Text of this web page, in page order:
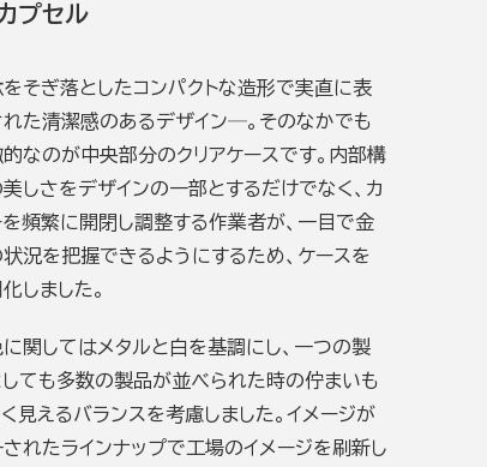
プセル
そぎ落としたコンパクトな造形で実直に表
た清潔感のあるデザイン─。そのなかでも
なのが中央部分のクリアケースです。内部構
しさをデザインの一部とするだけでなく、カ
を頻繁に開閉し調整する作業者が、一目で金
況を把握できるようにするため、ケースを
しました。
関してはメタルと白を基調にし、一つの製
しても多数の製品が並べられた時の佇まいも
見えるバランスを考慮しました。イメージが
れたラインナップで工場のイメージを刷新し